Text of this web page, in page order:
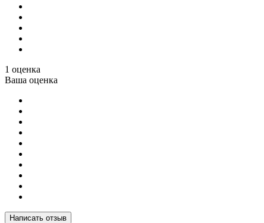
1 оценка
Ваша оценка
Написать отзыв